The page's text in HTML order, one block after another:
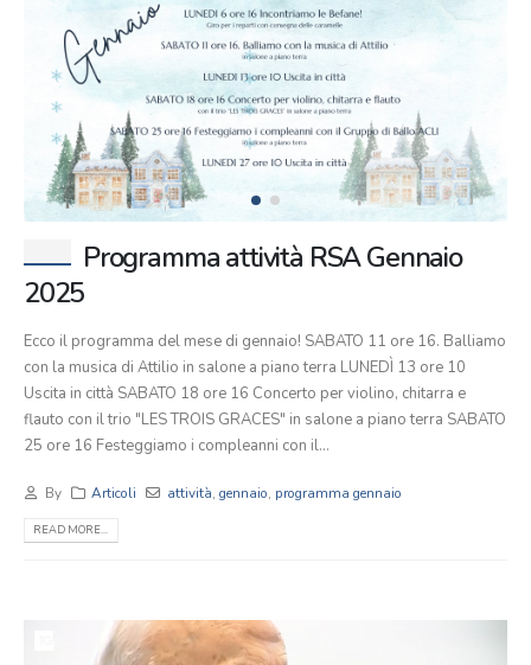
Programma attività RSA Gennaio
2025
Ecco il programma del mese di gennaio! SABATO 11 ore 16. Balliamo
con la musica di Attilio in salone a piano terra LUNEDÌ 13 ore 10
Uscita in città SABATO 18 ore 16 Concerto per violino, chitarra e
flauto con il trio "LES TROIS GRACES" in salone a piano terra SABATO
25 ore 16 Festeggiamo i compleanni con il...
By Articoli attività,gennaio, programma gennaio
READ MORE...